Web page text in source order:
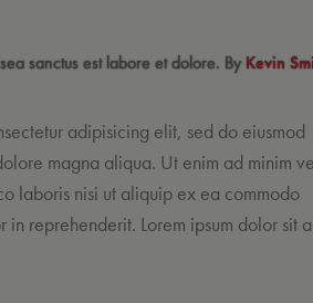
sanctus est labore et dolore. By Kevin
adipisicing elit, sed do eiusmod
magna aliqua. Ut enim ad minim
laboris nisi ut aliquip ex ea commodo
in reprehenderit. Lorem ipsum dolor sit